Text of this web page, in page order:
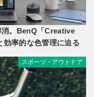
消。BenQ「Creative
効率的な色管理に迫る
スポーツ・アウトドア